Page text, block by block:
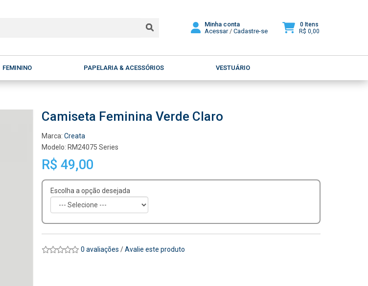
Minha conta
Acessar/ Cadastre-se
0 Itens
R$ 0,00
FEMININO PAPELARIA & ACESSÓRIOS VESTUÁRIO
Camiseta Feminina Verde Claro
Marca: Creata
Modelo: RM24075 Series
R$ 49,00
Escolha a opção desejada
0 avaliações /Avalie este produto